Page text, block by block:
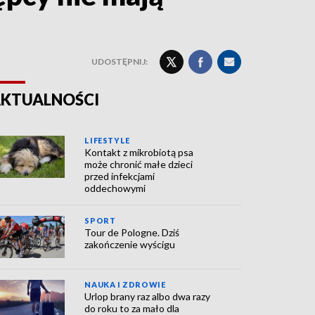
UDOSTĘPNIJ:
LIFESTYLE
Kontakt z mikrobiotą psa
może chronić małe dzieci
przed infekcjami
oddechowymi
SPORT
Tour de Pologne. Dziś
zakończenie wyścigu
NAUKA I ZDROWIE
Urlop brany raz albo dwa razy
do roku to za mało dla